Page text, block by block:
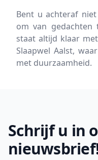
Bent u achteraf
om van gedachten
staat altijd klaar
Slaapwel Aalst,
met duurzaamheid.
Schrijf u in